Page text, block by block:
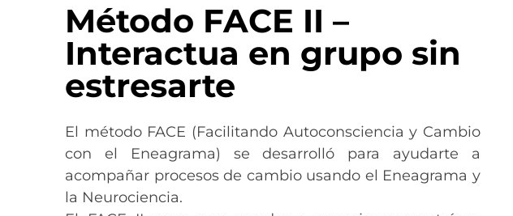
Método FACE II –
Interactua en grupo sin
estresarte
El método FACE (Facilitando Autoconsciencia y Cambio
con el Eneagrama) se desarrolló para ayudarte a
acompañar procesos de cambio usando el Eneagrama y
la Neurociencia.